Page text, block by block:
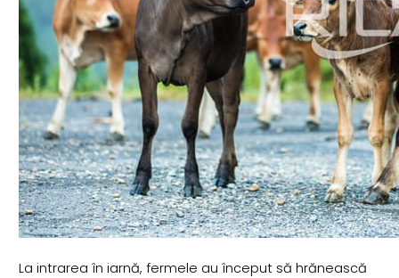
La intrarea în iarnă, fermele au început să hrănească